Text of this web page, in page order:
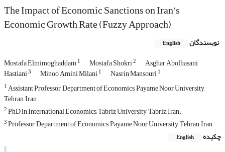
The Impact of Economic Sanctions on Iran's
Economic Growth Rate (Fuzzy Approach)
نویسندگان English
Mostafa Elmimoghaddam1 Mostafa Shokri2 Asghar Abolhasani
Hastiani3 Minoo Amini Milani1 Nasrin Mansouri1
1Assistant Professor, Department of Economics, Payame Noor University,
Tehran, Iran .
2PhD in International Economics, Tabriz University, Tabriz, Iran.
3Professor, Department of Economics, Payame Noor University, Tehran, Iran.
چکیده
English